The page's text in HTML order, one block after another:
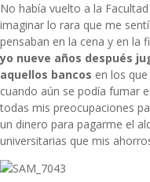
No había vuelto a la
imaginar lo rara que me
pensaban en la cena y en la
yo nueve años después
aquellos bancos en los
cuando aún se podía fumar
todas mis preocupaciones
un dinero para pagarme el
universitarias que mis